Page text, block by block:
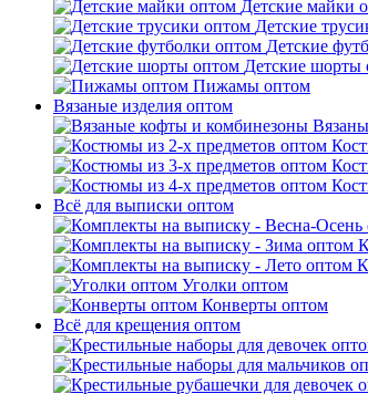
Детские майки
Детские
Детские
Детские шорты
Пижамы оптом
Вязаные изделия оптом
Всё для выписки оптом
Уголки оптом
Конверты оптом
Всё для крещения оптом